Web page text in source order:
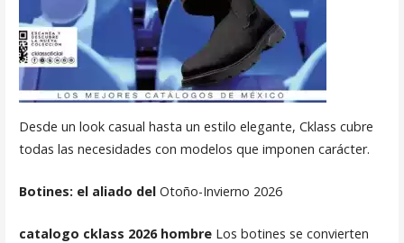
Desde un look casual hasta un estilo elegante, Cklass cubre
todas las necesidades con modelos que imponen carácter.
Botines: el aliado del Otoño-Invierno 2026
catalogo cklass 2026 hombreLos botines se convierten